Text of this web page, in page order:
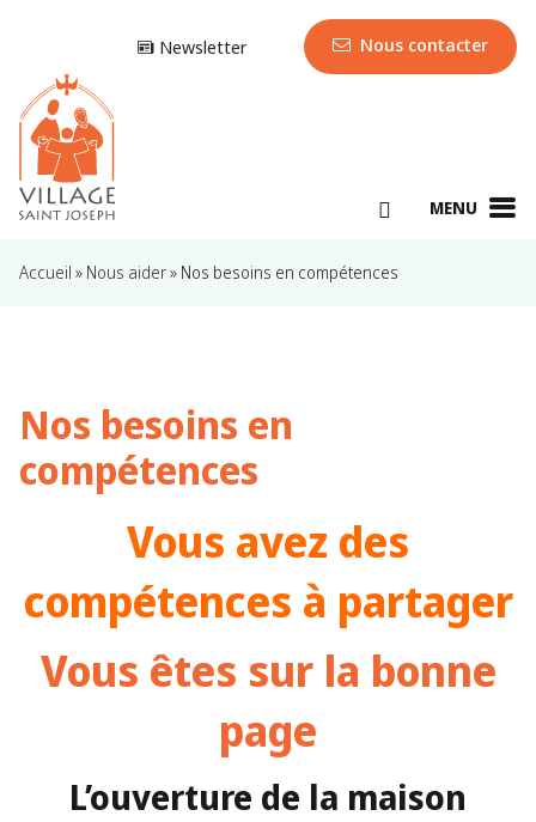
Newsletter Nous contacter
MENU
Accueil » Nous aider» Nos besoins en compétences
Nos besoins en
compétences
Vous avez des
compétences à partager
Vous êtes sur la bonne
page
L’ouverture de la maison